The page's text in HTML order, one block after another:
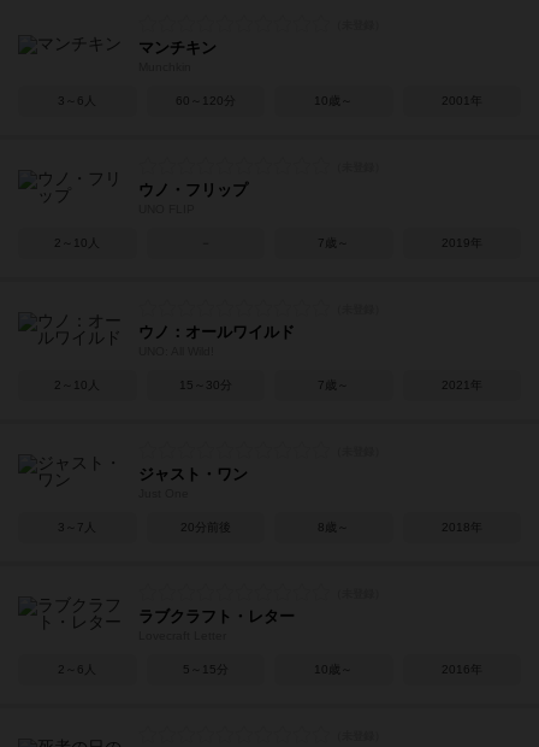
マンチキン
3～6人 60～120分 10歳～ 2001年
ウノ・フリップ
2～10人 7歳～ 2019年
ウノ：オールワイルド
2～10人 15～30分 7歳～ 2021年
ジャスト・ワン
3～7人 20分前後 8歳～ 2018年
ラブクラフト・レター
2～6人 5～15分 10歳～ 2016年